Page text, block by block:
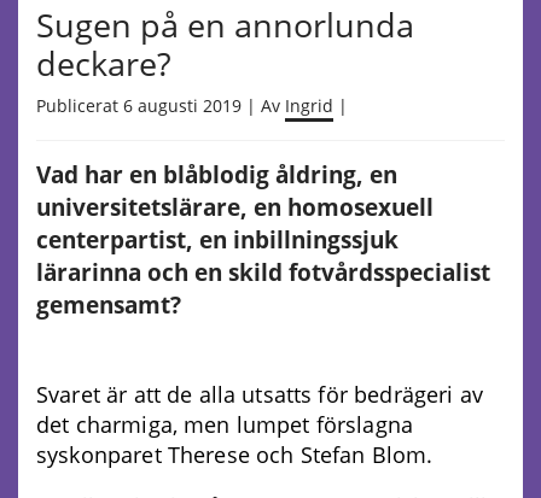
Sugen på en annorlunda
deckare?
Publicerat 6 augusti 2019 | Av Ingrid |
Vad har en blåblodig åldring, en
universitetslärare, en homosexuell
centerpartist, en inbillningssjuk
lärarinna och en skild fotvårdsspecialist
gemensamt?
Svaret är att de alla utsatts för bedrägeri av
det charmiga, men lumpet förslagna
syskonparet Therese och Stefan Blom.